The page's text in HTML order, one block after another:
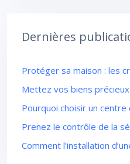
Dernières
Protéger sa maison : les
Mettez vos biens
Pourquoi choisir un
Prenez le contrôle de la
Comment l’installation